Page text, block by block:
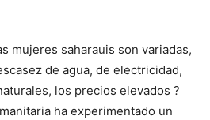
mujeres saharauis son variadas,
de agua, de electricidad,
los precios elevados ?
ha experimentado un